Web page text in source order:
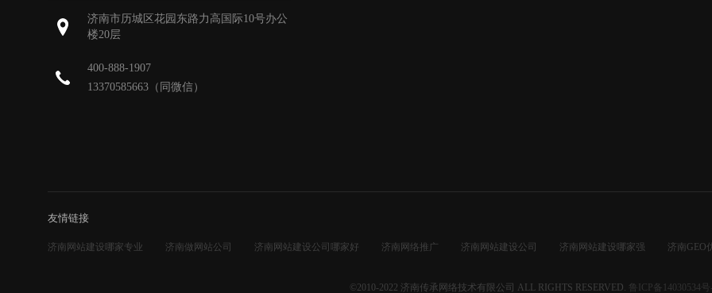
济南市历城区花园东路力高国际10号办公
楼20层
400-888-1907
13370585663（同微信）
友情链接
济南网站建设哪家专业 济南做网站公司 济南网站建设公司哪家好 济南网络推广 济南网站建设公司 济南网站建设哪家强 济南GEO
©2010-2022 济南传承网络技术有限公司 ALL RIGHTS RESERVED. 鲁ICP备14030534